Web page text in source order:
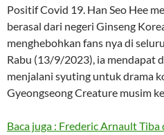
Positif Covid 19. Han Seo Hee
berasal dari negeri Ginseng
menghebohkan fans nya di
Rabu (13/9/2023), ia mendapat
menjalani syuting untuk drama
Gyeongseong Creature musim
Baca juga : Frederic Arnault